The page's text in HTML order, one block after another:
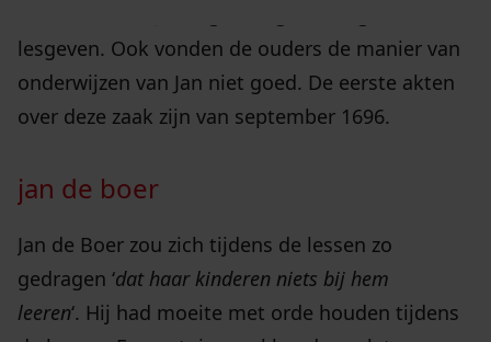
lesgeven. Ook vonden de ouders de manier van
onderwijzen van Jan niet goed. De eerste akten
over deze zaak zijn van september 1696.
jan de boer
Jan de Boer zou zich tijdens de lessen zo
gedragen ‘dat haar kinderen niets bij hem
leeren‘. Hij had moeite met orde houden tijdens